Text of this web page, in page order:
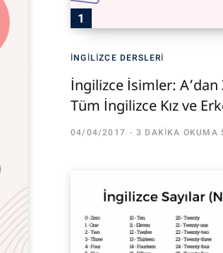
İNGILIZCE DERSLERI
İngilizce İsimler: A’dan
Tüm İngilizce Kız ve
04/04/2017 3 DAKIKA OKUMA